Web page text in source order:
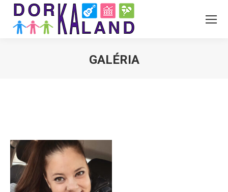
GALÉRIA